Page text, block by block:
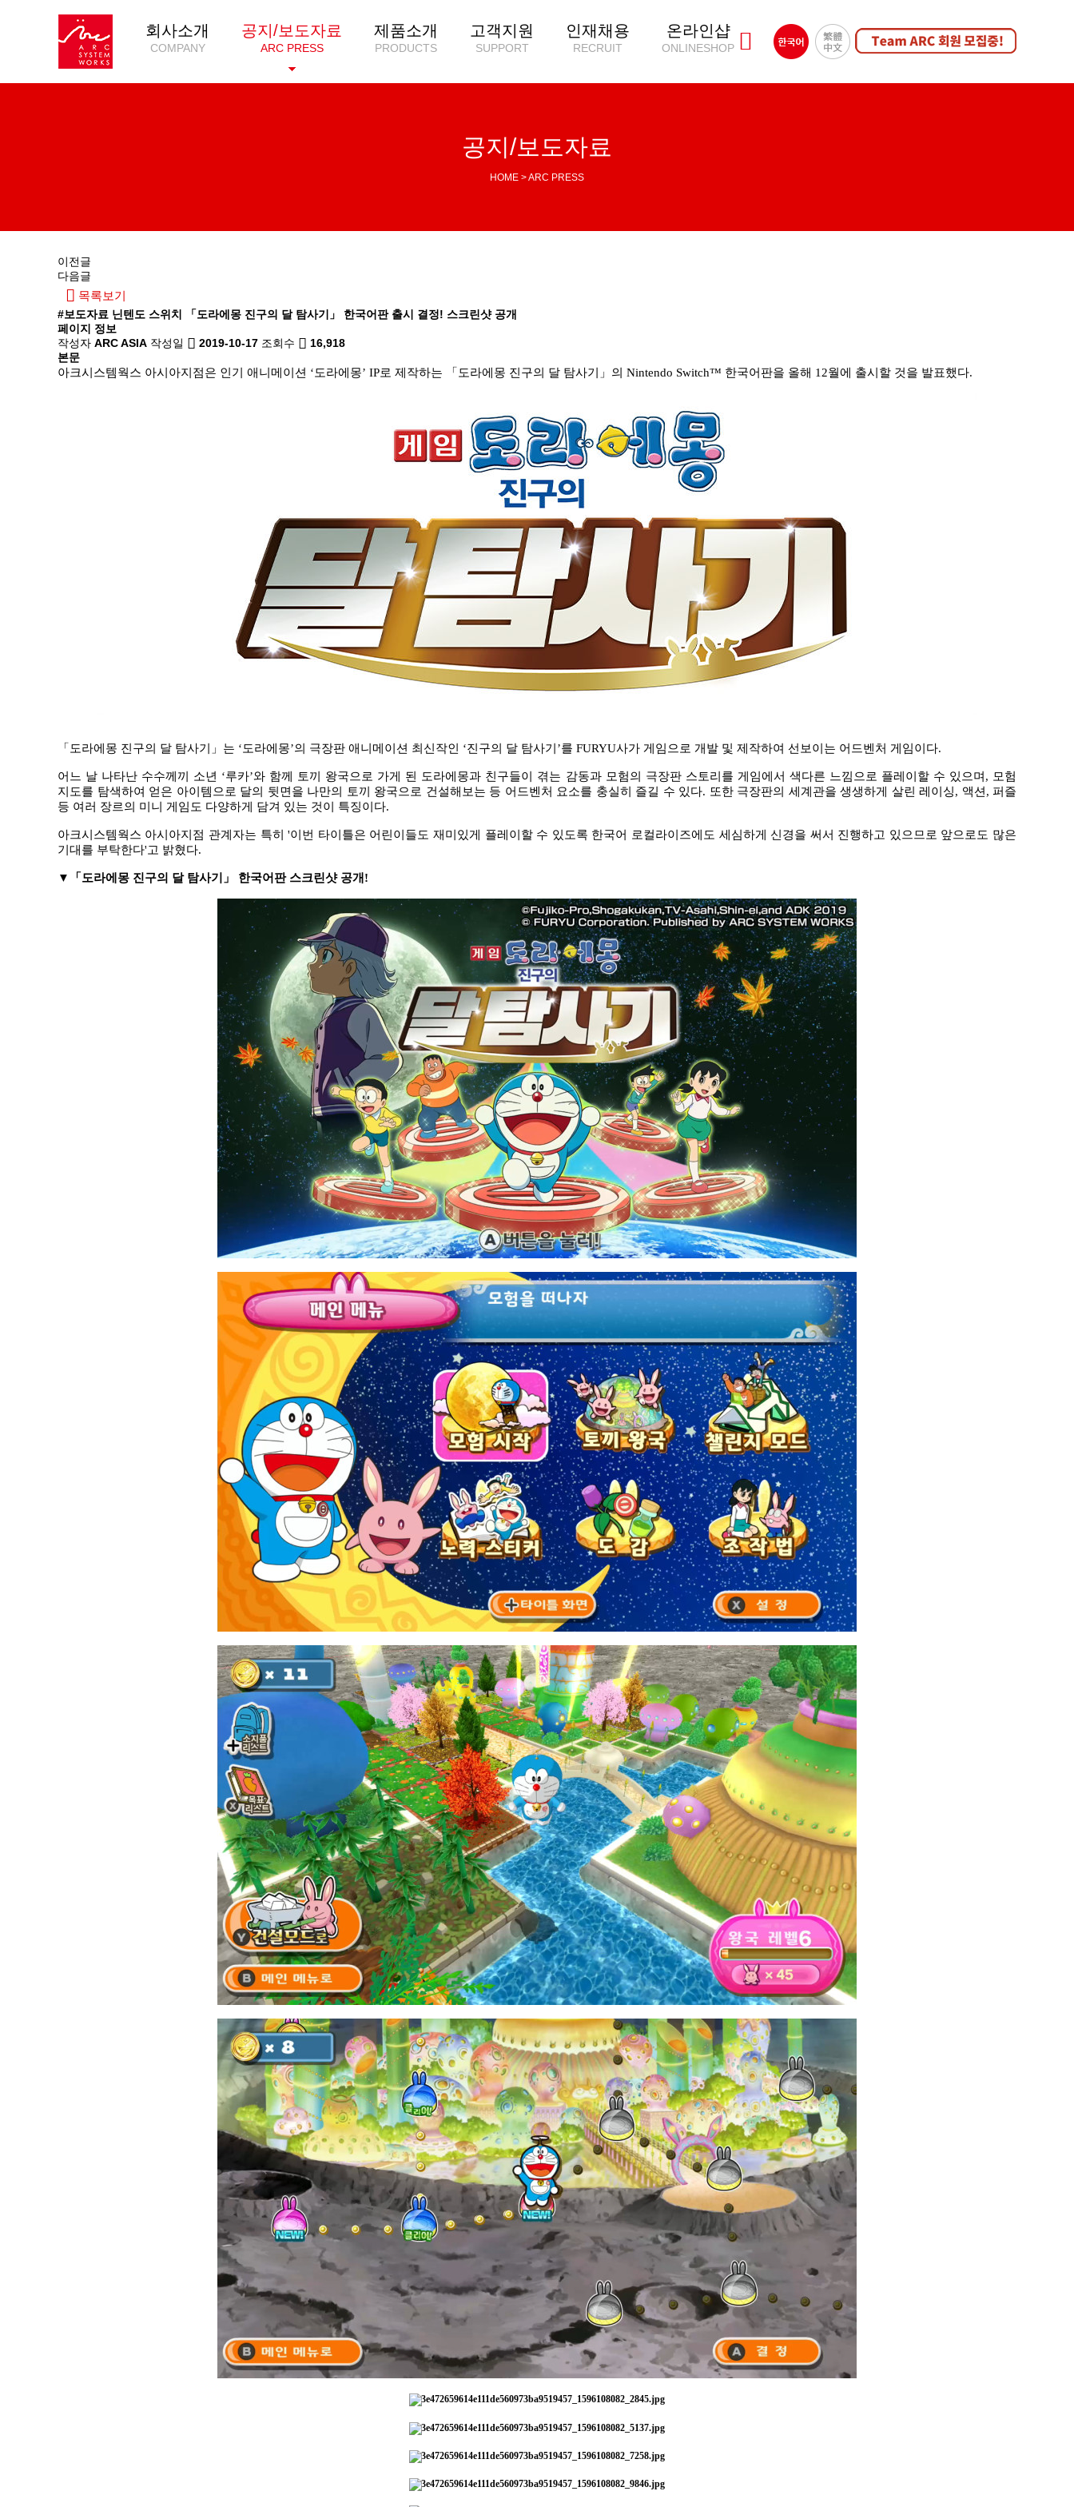
회사소개
COMPANY
공지/보도자료
ARC PRESS
제품소개
PRODUCTS
고객지원
SUPPORT
인재채용
RECRUIT
온라인샵
ONLINESHOP
공지/보도자료
HOME > ARC PRESS
이전글
다음글
목록보기
#보도자료 닌텐도 스위치 「도라에몽 진구의 달 탐사기」 한국어판 출시 결정! 스크린샷 공개
페이지 정보
작성자 ARC ASIA 작성일 2019-10-17 조회수
16,918
본문
아크시스템웍스 아시아지점은 인기 애니메이션 ‘도라에몽’ IP로 제작하는 「 도라에몽 진구의 달 탐사기 」 의 Nintendo Switch™ 한국어판을 올해 12월에 출시할 것을 발표했다.
「 도라에몽 진구의 달 탐사기 」 는 ‘도라에몽’의 극장판 애니메이션 최신작인 ‘진구의 달 탐사기 ’를 FURYU사가 게임으로 개발 및 제작하여 선보이는 어드벤처 게임이다.
어느 날 나타난 수수께끼 소년 ‘루카’와 함께 토끼 왕국으로 가게 된 도라에몽과 친구들이 겪는 감동과 모험의 극장판 스토리를 게임에서 색다른 느낌으로 플레이할 수 있으며 , 모험
지도를 탐색하여 얻은 아이템으로 달의 뒷면을 나만의 토끼 왕국으로 건설해보는 등 어드벤처 요소를 충실히 즐길 수 있다. 또한 극장판의 세계관을 생생하게 살린 레이싱, 액션 , 퍼즐
등 여러 장르의 미니 게임도 다양하게 담겨 있는 것이 특징이다.
아크시스템웍스 아시아지점 관계자는 특히 '이번 타이틀은 어린이들도 재미있게 플레이할 수 있도록 한국어 로컬라이즈에도 세심하게 신경을 써서 진행하고 있으므로 앞으로도 많은
기대를 부탁한다'고 밝혔다.
▼ 「 도라에몽 진구의 달 탐사기 」 한국어판 스크린샷 공개 !